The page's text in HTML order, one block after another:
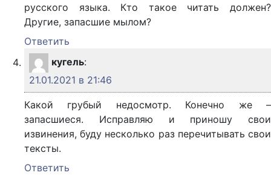
русского языка. Кто такое читать должен?
Другие, запасшие мылом?
Ответить
кугель:
21.01.2021 в 21:46
Какой грубый недосмотр. Конечно же –
запасшиеся. Исправляю и приношу свои
извинения, буду несколько раз перечитывать свои
тексты.
Ответить